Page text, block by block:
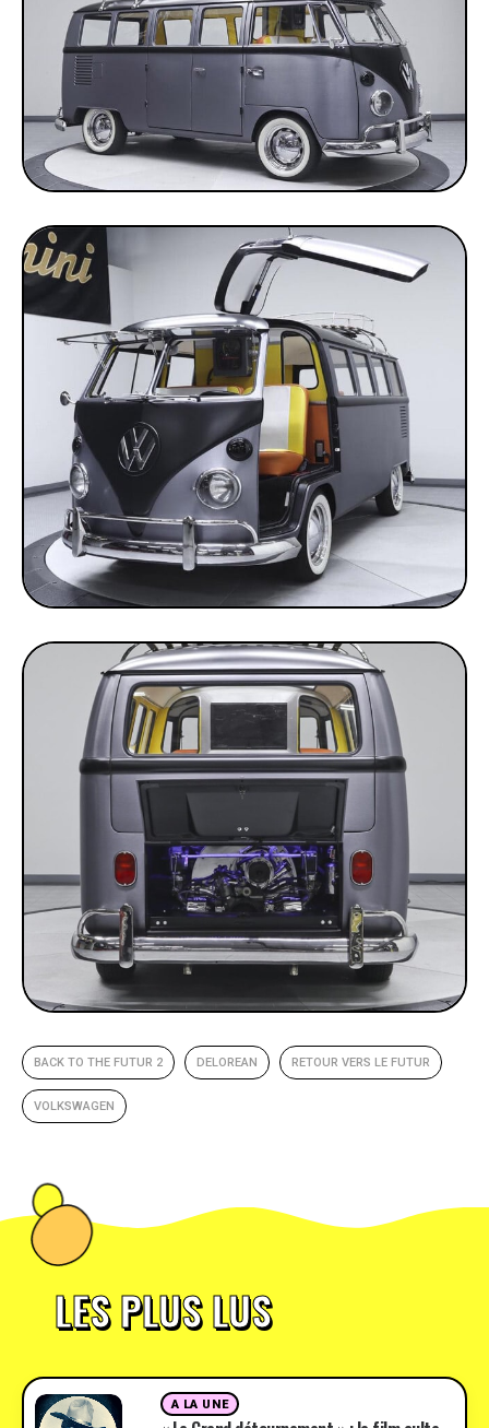
BACK TO THE FUTUR 2 DELOREAN RETOUR VERS LE FUTUR
VOLKSWAGEN
LES PLUS LUS
A LA UNE